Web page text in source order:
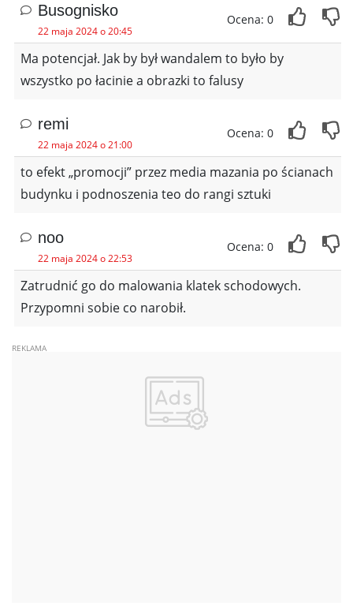
Busognisko
22 maja 2024 o 20:45
Ocena: 0
Ma potencjał. Jak by był wandalem to było by
wszystko po łacinie a obrazki to falusy
remi
22 maja 2024 o 21:00
Ocena: 0
to efekt „promocji” przez media mazania po ścianach
budynku i podnoszenia teo do rangi sztuki
noo
22 maja 2024 o 22:53
Ocena: 0
Zatrudnić go do malowania klatek schodowych.
Przypomni sobie co narobił.